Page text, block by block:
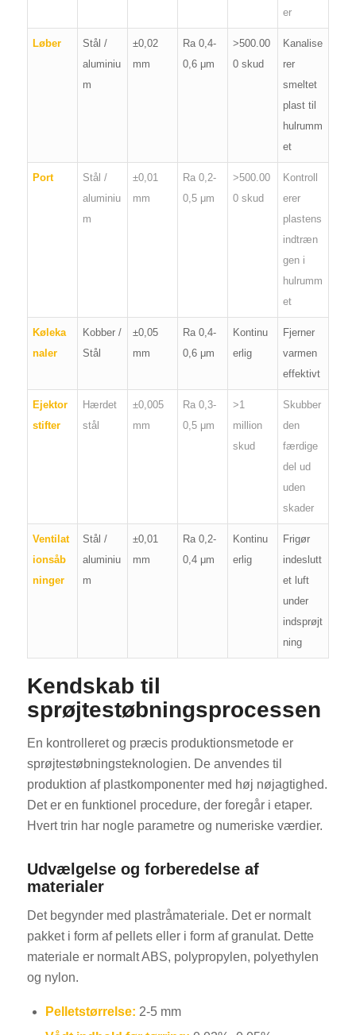
er
Løber
Stål /
aluminiu
m
±0,02
mm
Ra 0,4-
0,6 μm
>500.00
0 skud
Kanalise
rer
smeltet
plast til
hulrumm
et
Port
Stål /
aluminiu
m
±0,01
mm
Ra 0,2-
0,5 μm
>500.00
0 skud
Kontroll
erer
plastens
indtræn
gen i
hulrumm
et
Køleka
naler
Kobber /
Stål
±0,05
mm
Ra 0,4-
0,6 μm
Kontinu
erlig
Fjerner
varmen
effektivt
Ejektor
stifter
Hærdet
stål
±0,005
mm
Ra 0,3-
0,5 μm
>1
million
skud
Skubber
den
færdige
del ud
uden
skader
Ventilat
ionsåb
ninger
Stål /
aluminiu
m
±0,01
mm
Ra 0,2-
0,4 μm
Kontinu
erlig
Frigør
indeslutt
et luft
under
indsprøjt
ning
Kendskab til
sprøjtestøbningsprocessen
En kontrolleret og præcis produktionsmetode er
sprøjtestøbningsteknologien. De anvendes til
produktion af plastkomponenter med høj nøjagtighed.
Det er en funktionel procedure, der foregår i etaper.
Hvert trin har nogle parametre og numeriske værdier.
Udvælgelse og forberedelse af
materialer
Det begynder med plastråmateriale. Det er normalt
pakket i form af pellets eller i form af granulat. Dette
materiale er normalt ABS, polypropylen, polyethylen
og nylon.
Pelletstørrelse: 2-5 mm